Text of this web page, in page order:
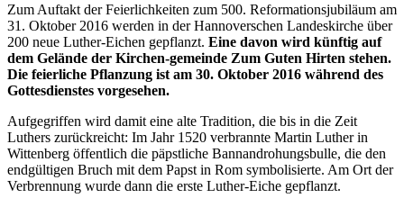
Zum Auftakt der Feierlichkeiten zum 500. Reformationsjubiläum am
31. Oktober 2016 werden in der Hannoverschen Landeskirche über
200 neue Luther-Eichen gepflanzt. Eine davon wird künftig auf
dem Gelände der Kirchen-gemeinde Zum Guten Hirten stehen.
Die feierliche Pflanzung ist am 30. Oktober 2016 während des
Gottesdienstes vorgesehen.
Aufgegriffen wird damit eine alte Tradition, die bis in die Zeit
Luthers zurückreicht: Im Jahr 1520 verbrannte Martin Luther in
Wittenberg öffentlich die päpstliche Bannandrohungsbulle, die den
endgültigen Bruch mit dem Papst in Rom symbolisierte. Am Ort der
Verbrennung wurde dann die erste Luther-Eiche gepflanzt.